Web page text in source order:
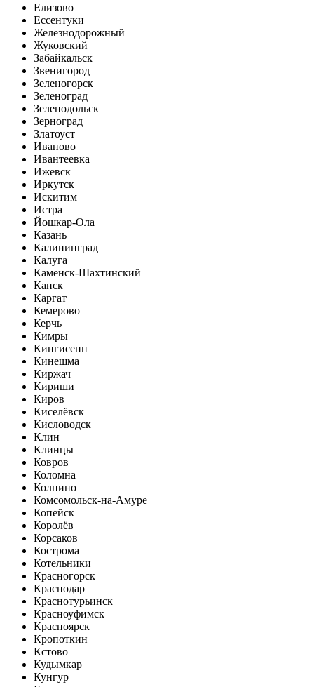
Елизово
Ессентуки
Железнодорожный
Жуковский
Забайкальск
Звенигород
Зеленогорск
Зеленоград
Зеленодольск
Зерноград
Златоуст
Иваново
Ивантеевка
Ижевск
Иркутск
Искитим
Истра
Йошкар-Ола
Казань
Калининград
Калуга
Каменск-Шахтинский
Канск
Каргат
Кемерово
Керчь
Кимры
Кингисепп
Кинешма
Киржач
Кириши
Киров
Киселёвск
Кисловодск
Клин
Клинцы
Ковров
Коломна
Колпино
Комсомольск-на-Амуре
Копейск
Королёв
Корсаков
Кострома
Котельники
Красногорск
Краснодар
Краснотурьинск
Красноуфимск
Красноярск
Кропоткин
Кстово
Кудымкар
Кунгур